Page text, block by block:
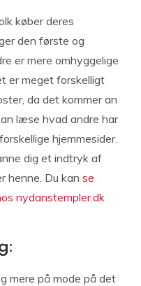
køber deres
den første og
er mere omhyggelige
er meget forskelligt
da det kommer an
læse hvad andre har
hjemmesider.
dig et indtryk af
henne. Du kan se
nydanstempler.dk
mere på mode på det